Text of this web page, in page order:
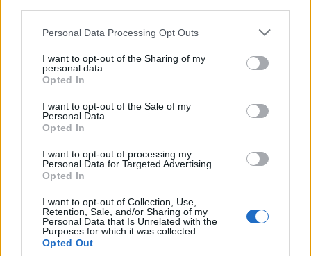
Personal Data Processing Opt Outs
I want to opt-out of the Sharing of my
personal data.
Opted In
I want to opt-out of the Sale of my
Personal Data.
Opted In
I want to opt-out of processing my
Personal Data for Targeted Advertising.
Opted In
I want to opt-out of Collection, Use,
Retention, Sale, and/or Sharing of my
Personal Data that Is Unrelated with the
Purposes for which it was collected.
Opted Out
moțiune de cenzură
Articolul precedent